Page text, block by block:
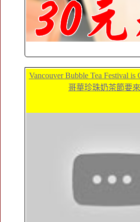
Vancouver Bubble Tea Festival
哥華珍珠奶茶節要來